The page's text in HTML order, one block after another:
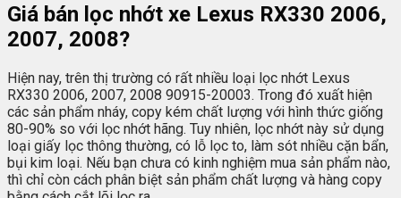
Giá bán lọc nhớt xe Lexus RX330 2006,
2007, 2008?
Hiện nay, trên thị trường có rất nhiều loại lọc nhớt Lexus
RX330 2006, 2007, 2008 90915-20003. Trong đó xuất hiện
các sản phẩm nháy, copy kém chất lượng với hình thức giống
80-90% so với lọc nhớt hãng. Tuy nhiên, lọc nhớt này sử dụng
loại giấy lọc thông thường, có lỗ lọc to, làm sót nhiều cặn bẩn,
bụi kim loại. Nếu bạn chưa có kinh nghiệm mua sản phẩm nào,
thì chỉ còn cách phân biệt sản phẩm chất lượng và hàng copy